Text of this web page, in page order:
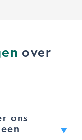
over
ons